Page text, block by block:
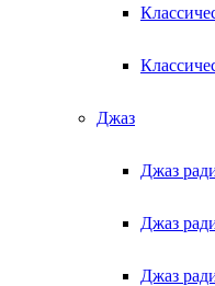
Джаз
Джаз
Джаз
Джаз